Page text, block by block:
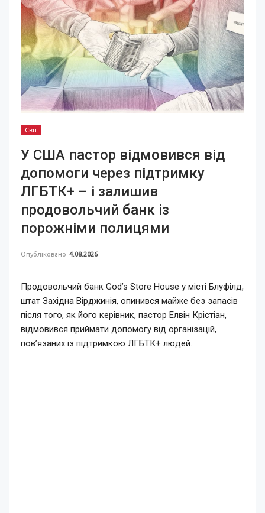
Світ
У США пастор відмовився від
допомоги через підтримку
ЛГБТК+ – і залишив
продовольчий банк із
порожніми полицями
Опубліковано 4.08.2026
Продовольчий банк God’s Store House у місті Блуфілд,
штат Західна Вірджинія, опинився майже без запасів
після того, як його керівник, пастор Елвін Крістіан,
відмовився приймати допомогу від організацій,
пов’язаних із підтримкою ЛГБТК+ людей.